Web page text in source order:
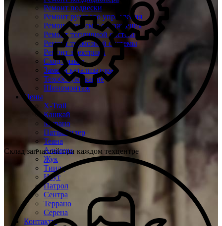
Ремонт подвески
Ремонт рулевого управления
Ремонт системы охлаждения
Ремонт топливной системы
Ремонт тормозной системы
Ремонт электрики
Сход-развал
Замена катализатора
Техобслуживание
Шиномонтаж
Цены
X-Trail
Кашкай
Мурано
Патфайндер
Теана
Альмера
Жук
Тиида
Ноут
Патрол
Сентра
Террано
Серена
Контакты
Склад запчастей при каждом техцентре